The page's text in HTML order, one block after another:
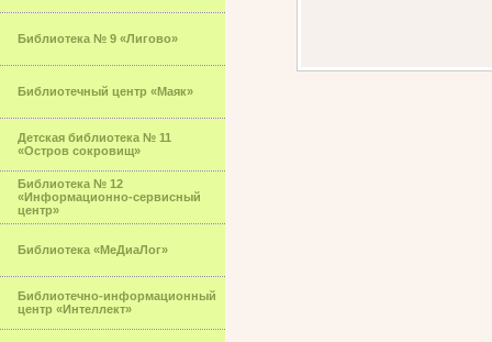
Библиотека № 9 «Лигово»
Библиотечный центр «Маяк»
Детская библиотека № 11
«Остров сокровищ»
Библиотека № 12
«Информационно-сервисный
центр»
Библиотека «МеДиаЛог»
Библиотечно-информационный
центр «Интеллект»